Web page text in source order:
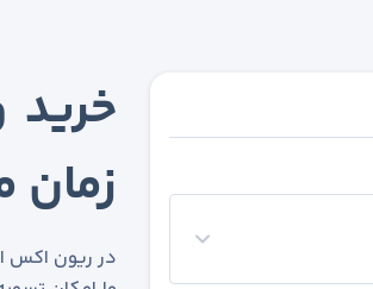
زمان
در ریون اکس